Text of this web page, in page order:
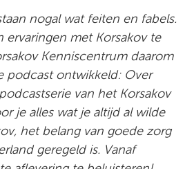
nogal wat feiten en fabels.
ervaringen met Korsakov te
Kenniscentrum daarom
podcast ontwikkeld: Over
van het Korsakov
je alles wat je altijd al wilde
het belang van goede zorg
geregeld is. Vanaf